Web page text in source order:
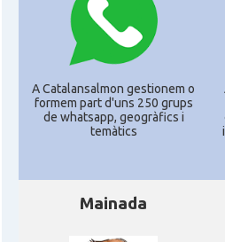
A Catalansalmon gestionem o
formem part d'uns 250 grups
de whatsapp, geogràfics i
temàtics
Mainada